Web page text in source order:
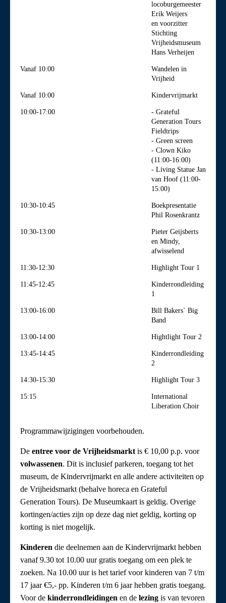
locoburgemeester
Erik Weijers
en voorzitter
Stichting
Vrijheidsmuseum
Hans Verheijen
Vanaf 10:00
Wandelen in
Vrijheid
Vanaf 10:00 Kindervrijmarkt
10:00-17:00
- Grateful
Generation Tours
Fieldtrips
- Green screen
- Clown Kiko
(11:00-16:00)
- Living Statue Jan
van Hoof (11:00-
15:00)
10:30-10:45
Boekpresentatie
Phil Rosenkrantz
10:30-13:00
Pieter Geijsberts
en Mindy,
afwisselend
11:30-12:30 Highlight Tour 1
11:45-12:45
Kinderrondleiding
1
13:00-16:00
Bill Bakers` Big
Band
13:00-14:00 Hightlight Tour 2
13:45-14:45
Kinderrondleiding
2
14:30-15:30 Highlight Tour 3
15:15
International
Liberation Choir
Programmawijzigingen voorbehouden.
De entree voor de Vrijheidsmarkt is € 10,00 p.p. voor
volwassenen. Dit is inclusief parkeren, toegang tot het
museum, de Kindervrijmarkt en alle andere activiteiten op
de Vrijheidsmarkt (behalve horeca en Grateful
Generation Tours). De Museumkaart is geldig. Overige
kortingen/acties zijn op deze dag niet geldig, korting op
korting is niet mogelijk.
Kinderen die deelnemen aan de Kindervrijmarkt hebben
vanaf 9.30 tot 10.00 uur gratis toegang om een plek te
zoeken. Na 10.00 uur is het tarief voor kinderen van 7 t/m
17 jaar €5,- pp. Kinderen t/m 6 jaar hebben gratis toegang.
Voor de kinderrondleidingen en de lezing is van tevoren